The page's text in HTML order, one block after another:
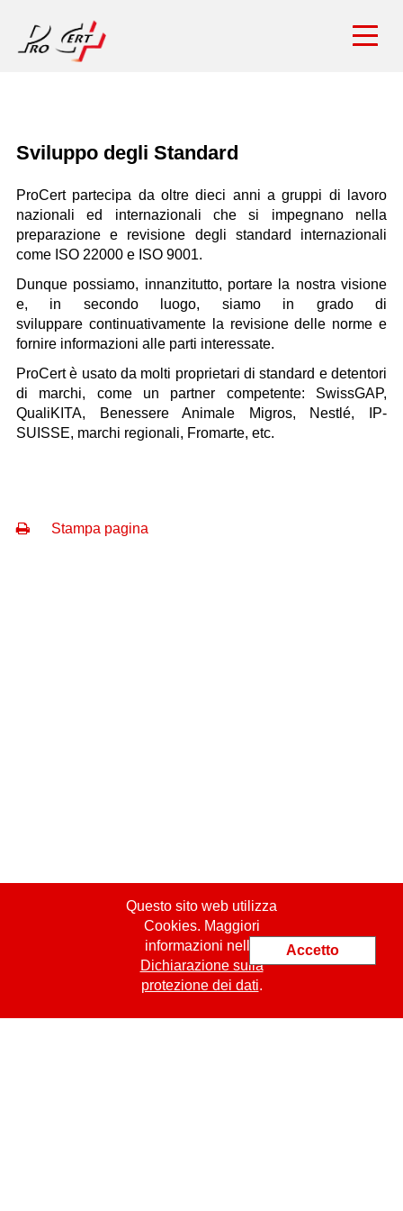
Sviluppo degli Standard
ProCert partecipa da oltre dieci anni a gruppi di lavoro
nazionali ed internazionali che si impegnano nella
preparazione e revisione degli standard internazionali
come ISO 22000 e ISO 9001.
Dunque possiamo, innanzitutto, portare la nostra visione
e, in secondo luogo, siamo in grado di
sviluppare continuativamente la revisione delle norme e
fornire informazioni alle parti interessate.
ProCert è usato da molti proprietari di standard e detentori
di marchi, come un partner competente: SwissGAP,
QualiKITA, Benessere Animale Migros, Nestlé, IP-
SUISSE, marchi regionali, Fromarte, etc.
Stampa pagina
Questo sito web utilizza
Cookies. Maggiori
informazioni nella
Dichiarazione sulla
protezione dei dati.
Accetto